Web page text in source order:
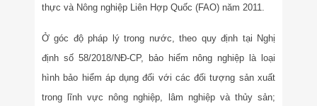
thực và Nông nghiệp Liên Hợp Quốc (FAO) năm 2011.
Ở góc độ pháp lý trong nước, theo quy định tại Nghị
định số 58/2018/NĐ-CP, bảo hiểm nông nghiệp là loại
hình bảo hiểm áp dụng đối với các đối tượng sản xuất
trong lĩnh vực nông nghiệp, lâm nghiệp và thủy sản;